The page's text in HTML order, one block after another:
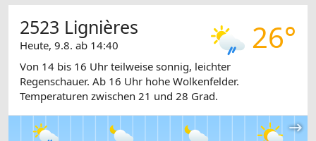
26°
2523 Lignières
Heute, 9.8. ab 14:40
Von 14 bis 16 Uhr teilweise sonnig, leichter
Regenschauer. Ab 16 Uhr hohe Wolkenfelder.
Temperaturen zwischen 21 und 28 Grad.